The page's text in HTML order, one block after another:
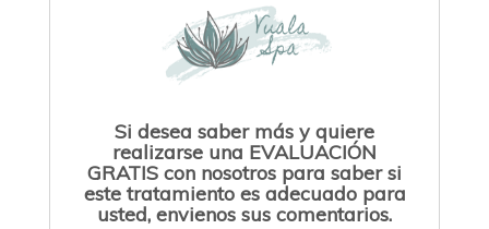
Si desea saber más y quiere
realizarse una EVALUACIÓN
GRATIS con nosotros para saber si
este tratamiento es adecuado para
usted, envienos sus comentarios.